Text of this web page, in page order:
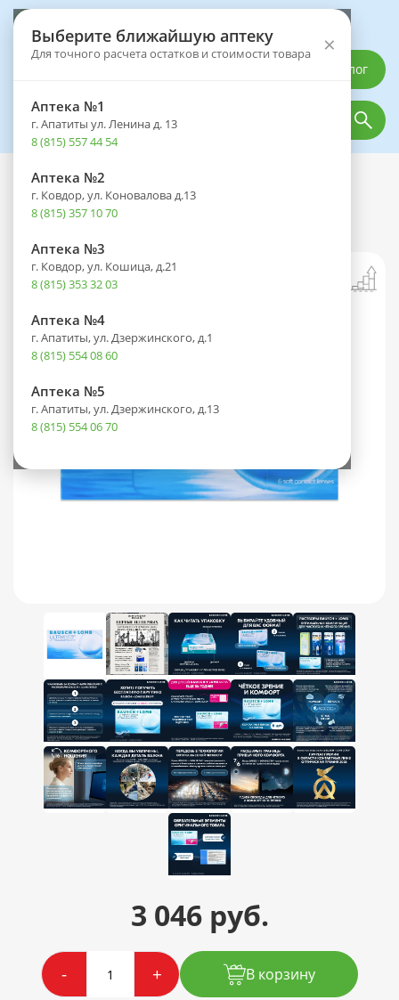
Выберите ближайшую аптеку
Для точного расчета остатков и стоимости товара ×
Аптека №1
г. Апатиты ул. Ленина д. 13
8 (815) 557 44 54
Аптека №2
г. Ковдор, ул. Коновалова д.13
8 (815) 357 10 70
Аптека №3
г. Ковдор, ул. Кошица, д.21
8 (815) 353 32 03
Аптека №4
г. Апатиты, ул. Дзержинского, д.1
8 (815) 554 08 60
Аптека №5
г. Апатиты, ул. Дзержинского, д.13
8 (815) 554 06 70
Каталог
Каталог Оптика
Линзы ULTRA (30 дней) BC 8.5
контактные мягкие корриг. -3,25 №6
3 046 руб.
- +
В корзину